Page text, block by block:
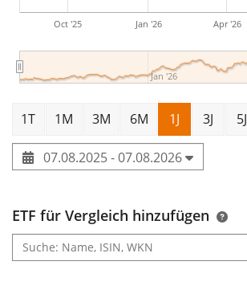
Oct '25 Jan '26 Apr '26
Jan '26
1T 1M 3M 6M 1J 3J 5J
07.08.2025 - 07.08.2026
ETF für Vergleich hinzufügen